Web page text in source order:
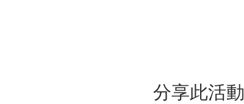
分享此活動